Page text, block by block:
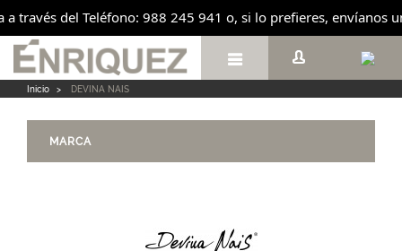
través del Teléfono: 988 245 941 o, si lo prefieres, envíanos

Inicio > DEVINA NAIS
MARCA